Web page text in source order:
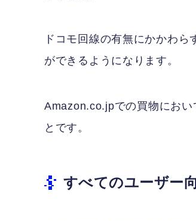
ドコモ回線の有無にかかわ
ができるようになります。
Amazon.co.jpでの買物におい
とです。
すべてのユーザー